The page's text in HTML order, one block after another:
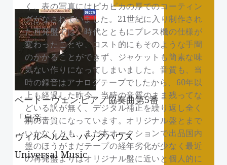
く、表の写真にはピカピカの厚でのコーティン
グがなされていました。21世紀に入り制作され
た再発盤では、時代とともにプレス機の仕様が
変わったことや、コスト的にもそのような手間
のかかることができず、ジャケットも簡素な味
気ない作りになってしまいました。音質も、当
時の録音はアナログテープでしたから、60年以
上も経過した昨今、当時の音質のまま残ってな
どいる訳が無く、デジタル補正を繰り返し全く
別の音質になっています。オリジナル盤とまで
いかなくとも、まだ本オークションで出品国内
盤のほうがまだテープの経年劣化が少なく最近
の再発盤よりはオリジナル盤に近いと個人的に
ベートーヴェン:ピアノ協奏曲第5番
「皇帝」
ヴィルヘルム・バックハウス
Universal Music